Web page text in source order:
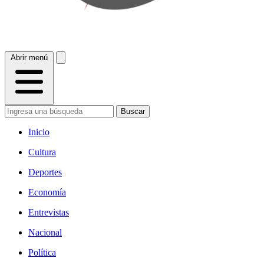
Abrir menú
Buscar
Inicio
Cultura
Deportes
Economía
Entrevistas
Nacional
Política